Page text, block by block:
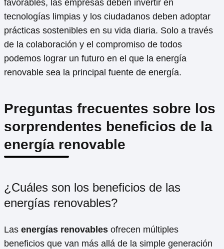
favorables, las empresas deben invertir en
tecnologías limpias y los ciudadanos deben adoptar
prácticas sostenibles en su vida diaria. Solo a través
de la colaboración y el compromiso de todos
podemos lograr un futuro en el que la energía
renovable sea la principal fuente de energía.
Preguntas frecuentes sobre los
sorprendentes beneficios de la
energía renovable
¿Cuáles son los beneficios de las
energías renovables?
Las energías renovables ofrecen múltiples
beneficios que van más allá de la simple generación